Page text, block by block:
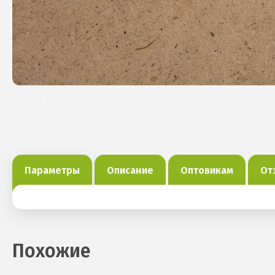
Параметры Описание Оптовикам
Похожие